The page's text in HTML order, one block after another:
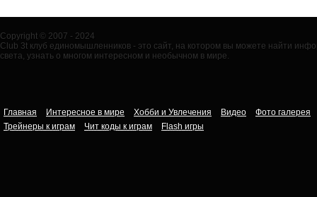
Copyright © 2007 - 2024
Club 3t клуб единомышленников - это сайт, на котором вы можете найти
света, узнать о многом интересном и необычном в мире.
Главная Интересное в мире Хобби и Увлечения Видео
Фото галерея
Трейнеры к играм
Чит коды к играм Flash игры